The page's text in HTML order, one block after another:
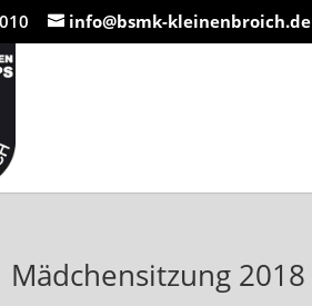
info@bsmk-kleinenbroich.de
Mädchensitzung 2018